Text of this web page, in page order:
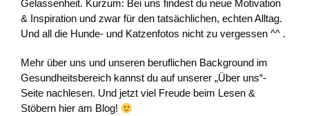
Gelassenheit. Kurzum: Bei uns findest du neue Motivation
& Inspiration und zwar für den tatsächlichen, echten Alltag.
Und all die Hunde- und Katzenfotos nicht zu vergessen ^^ .
Mehr über uns und unseren beruflichen Background im
Gesundheitsbereich kannst du auf unserer „Über uns“-
Seite nachlesen. Und jetzt viel Freude beim Lesen &
Stöbern hier am Blog!